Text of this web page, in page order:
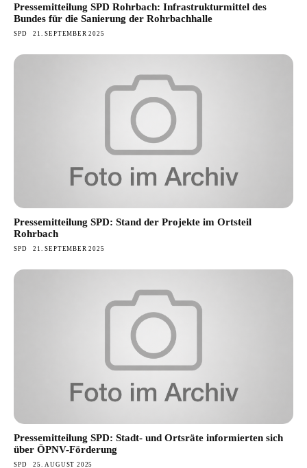
Pressemitteilung SPD Rohrbach: Infrastrukturmittel des
Bundes für die Sanierung der Rohrbachhalle
SPD 21. SEPTEMBER 2025
Pressemitteilung SPD: Stand der Projekte im Ortsteil
Rohrbach
SPD 21. SEPTEMBER 2025
Pressemitteilung SPD: Stadt- und Ortsräte informierten sich
über ÖPNV-Förderung
SPD 25. AUGUST 2025